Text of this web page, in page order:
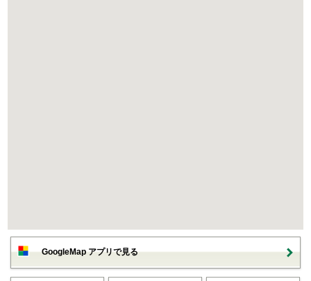
GoogleMap アプリで見る